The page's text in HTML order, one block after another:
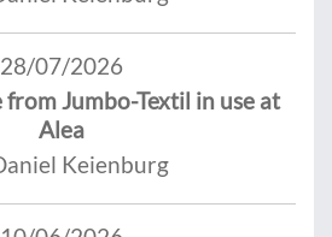
28/07/2026
Jumbo-Textil in use at
Alea
Keienburg